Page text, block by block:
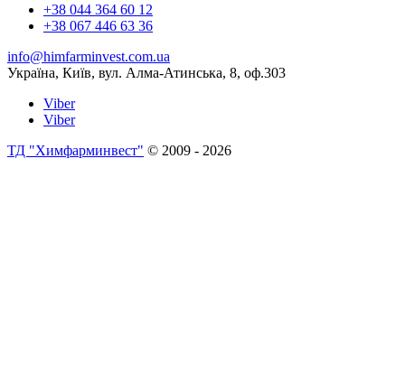
+38 044 364 60 12
+38 067 446 63 36
info@himfarminvest.com.ua
Україна, Київ, вул. Алма-Атинська, 8, оф.303
Viber
Viber
ТД "Химфарминвест" © 2009 - 2026